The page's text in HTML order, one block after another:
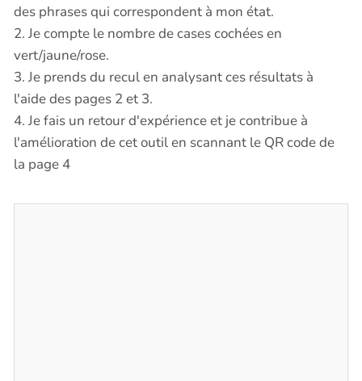
des phrases qui correspondent à mon état.
2. Je compte le nombre de cases cochées en
vert/jaune/rose.
3. Je prends du recul en analysant ces résultats à
l'aide des pages 2 et 3.
4. Je fais un retour d'expérience et je contribue à
l'amélioration de cet outil en scannant le QR code de
la page 4